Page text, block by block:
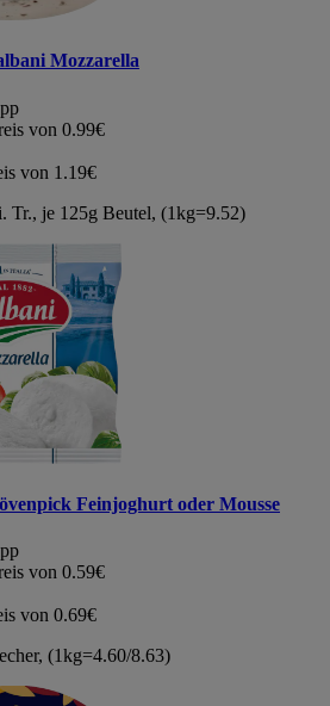
Mozzarella
von 0.99€
von 1.19€
Tr., je 125g Beutel, (1kg=9.52)
Feinjoghurt oder Mousse
von 0.59€
von 0.69€
(1kg=4.60/8.63)